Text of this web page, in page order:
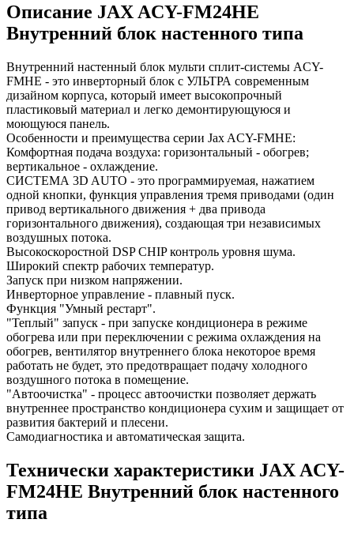
Описание JAX ACY-FM24HE
Внутренний блок настенного типа
Внутренний настенный блок мульти сплит-системы ACY-
FMHE - это инверторный блок с УЛЬТРА современным
дизайном корпуса, который имеет высокопрочный
пластиковый материал и легко демонтирующуюся и
моющуюся панель.
Особенности и преимущества серии Jax ACY-FMHE:
Комфортная подача воздуха: горизонтальный - обогрев;
вертикальное - охлаждение.
СИСТЕМА 3D AUTO - это программируемая, нажатием
одной кнопки, функция управления тремя приводами (один
привод вертикального движения + два привода
горизонтального движения), создающая три независимых
воздушных потока.
Высокоскоростной DSP CHIP контроль уровня шума.
Широкий спектр рабочих температур.
Запуск при низком напряжении.
Инверторное управление - плавный пуск.
Функция "Умный рестарт".
"Теплый" запуск - при запуске кондиционера в режиме
обогрева или при переключении с режима охлаждения на
обогрев, вентилятор внутреннего блока некоторое время
работать не будет, это предотвращает подачу холодного
воздушного потока в помещение.
"Автоочистка" - процесс автоочистки позволяет держать
внутреннее пространство кондиционера сухим и защищает от
развития бактерий и плесени.
Самодиагностика и автоматическая защита.
Технически характеристики JAX ACY-
FM24HE Внутренний блок настенного
типа